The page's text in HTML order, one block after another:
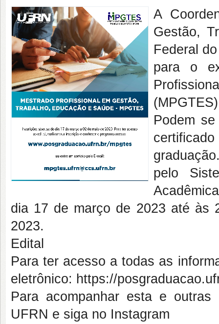
A
Gestão,
Federal
para o
Podem
pelo
dia 17 de março de 2023 até às
2023.
Edital
Para ter acesso a todas as
eletrônico: https://
Para acompanhar esta e
UFRN e siga no Instagram